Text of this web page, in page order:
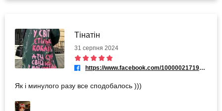
Тінатін
31 серпня 2024
https://www.facebook.com/100000217193743
Як і минулого разу все сподобалось )))